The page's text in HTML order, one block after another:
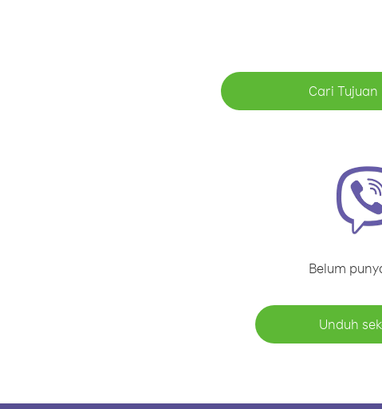
Cari Tujuan
Belum
Unduh